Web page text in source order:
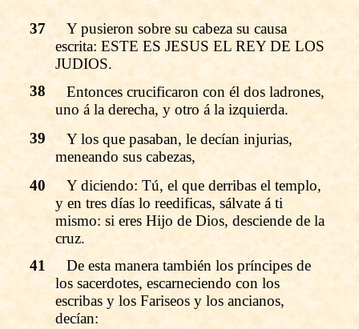
37
Y pusieron sobre su cabeza su causa
escrita: ESTE ES JESUS EL REY DE LOS
JUDIOS.
38
Entonces crucificaron con él dos ladrones,
uno á la derecha, y otro á la izquierda.
39
Y los que pasaban, le decían injurias,
meneando sus cabezas,
40
Y diciendo: Tú, el que derribas el templo,
y en tres días lo reedificas, sálvate á ti
mismo: si eres Hijo de Dios, desciende de la
cruz.
41
De esta manera también los príncipes de
los sacerdotes, escarneciendo con los
escribas y los Fariseos y los ancianos,
decían: